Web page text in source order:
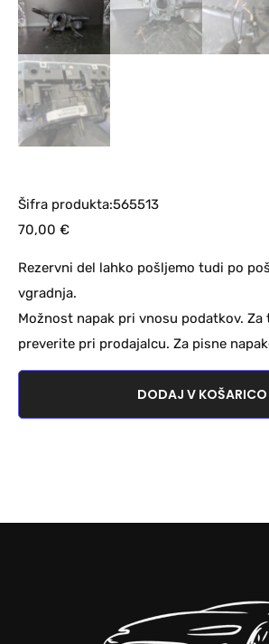
Šifra produkta:565513
70,00 €
Rezervni del lahko pošljemo tudi po
vgradnja.
Možnost napak pri vnosu podatkov. Za
preverite pri prodajalcu. Za pisne
DODAJ V KOŠARICO